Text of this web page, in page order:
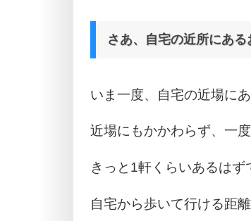
さあ、自宅の近所にある
いま一度、自宅の近場に
近場にもかかわらず、一
きっと1軒くらいあるはず
自宅から歩いて行ける距